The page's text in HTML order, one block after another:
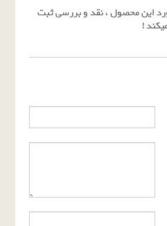
این محصول ، نقد و بررسی ثبت
!